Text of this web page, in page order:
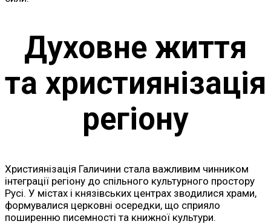
Духовне життя
та християнізація
регіону
Християнізація Галичини стала важливим чинником
інтеграції регіону до спільного культурного простору
Русі. У містах і князівських центрах зводилися храми,
формувалися церковні осередки, що сприяло
поширенню писемності та книжної культури.